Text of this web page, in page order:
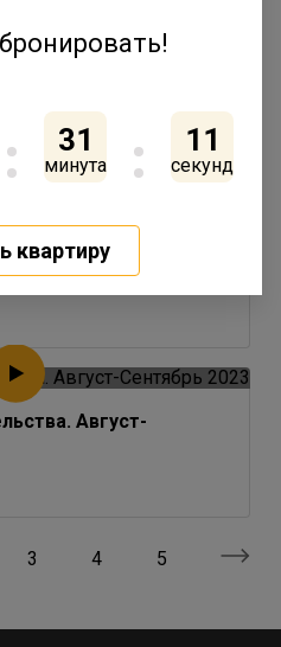
Август-
Август-
Август-
3 4 5
31
минута
10
секунд
квартиру